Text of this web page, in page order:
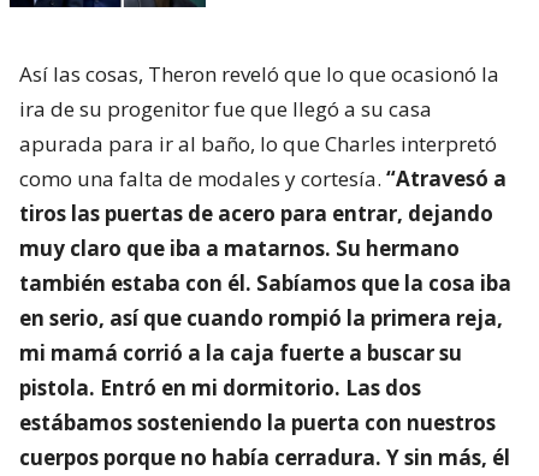
Así las cosas, Theron reveló que lo que ocasionó la
ira de su progenitor fue que llegó a su casa
apurada para ir al baño, lo que Charles interpretó
como una falta de modales y cortesía. “Atravesó a
tiros las puertas de acero para entrar, dejando
muy claro que iba a matarnos. Su hermano
también estaba con él. Sabíamos que la cosa iba
en serio, así que cuando rompió la primera reja,
mi mamá corrió a la caja fuerte a buscar su
pistola. Entró en mi dormitorio. Las dos
estábamos sosteniendo la puerta con nuestros
cuerpos porque no había cerradura. Y sin más, él